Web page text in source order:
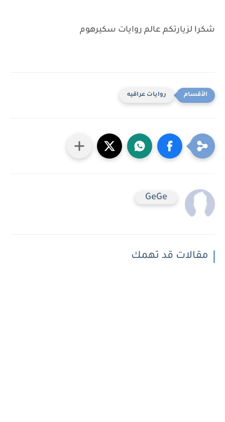
شكرا لزيارتكم عالم روايات سكيرهوم
روايات عراقيه
GeGe
مقالات قد تهمك